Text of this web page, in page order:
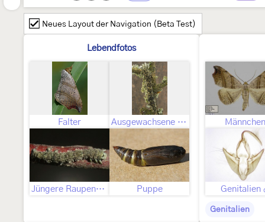
Neues Layout der Navigation (Beta Test)
Lebendfotos
Falter Ausgewachsene Raupe
Jüngere Raupenstadien Puppe
Männchen
Genitalien
Genitalien